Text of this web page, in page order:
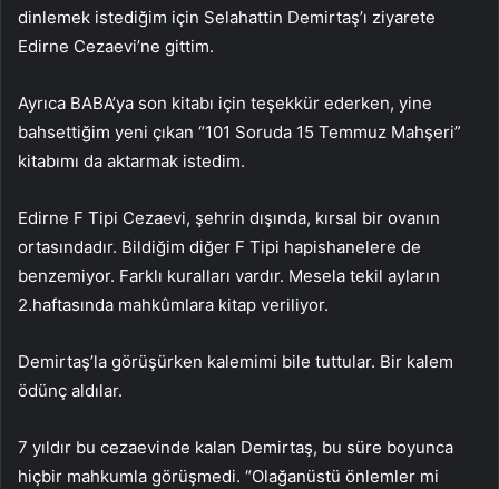
dinlemek istediğim için Selahattin Demirtaş’ı ziyarete
Edirne Cezaevi’ne gittim.
Ayrıca BABA’ya son kitabı için teşekkür ederken, yine
bahsettiğim yeni çıkan “101 Soruda 15 Temmuz Mahşeri”
kitabımı da aktarmak istedim.
Edirne F Tipi Cezaevi, şehrin dışında, kırsal bir ovanın
ortasındadır. Bildiğim diğer F Tipi hapishanelere de
benzemiyor. Farklı kuralları vardır. Mesela tekil ayların
2.haftasında mahkûmlara kitap veriliyor.
Demirtaş’la görüşürken kalemimi bile tuttular. Bir kalem
ödünç aldılar.
7 yıldır bu cezaevinde kalan Demirtaş, bu süre boyunca
hiçbir mahkumla görüşmedi. “Olağanüstü önlemler mi